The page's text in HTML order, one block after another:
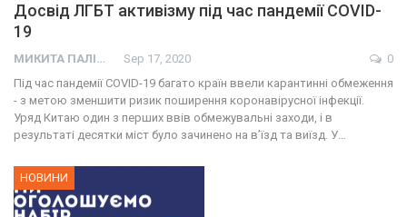
Досвід ЛГБТ активізму під час пандемії СOVID-
19
МИКИТА ПАЛІЙ Sep 17, 2020
0
Під час пандемії СOVID-19 багато країн ввели карантинні обмеження
- з метою зменшити ризик поширення коронавірусної інфекції.
Уряд Китаю один з перших ввів обмежувальні заходи, і в
результаті десятки міст було зачинено на в’їзд та виїзд. У…
НОВИНИ